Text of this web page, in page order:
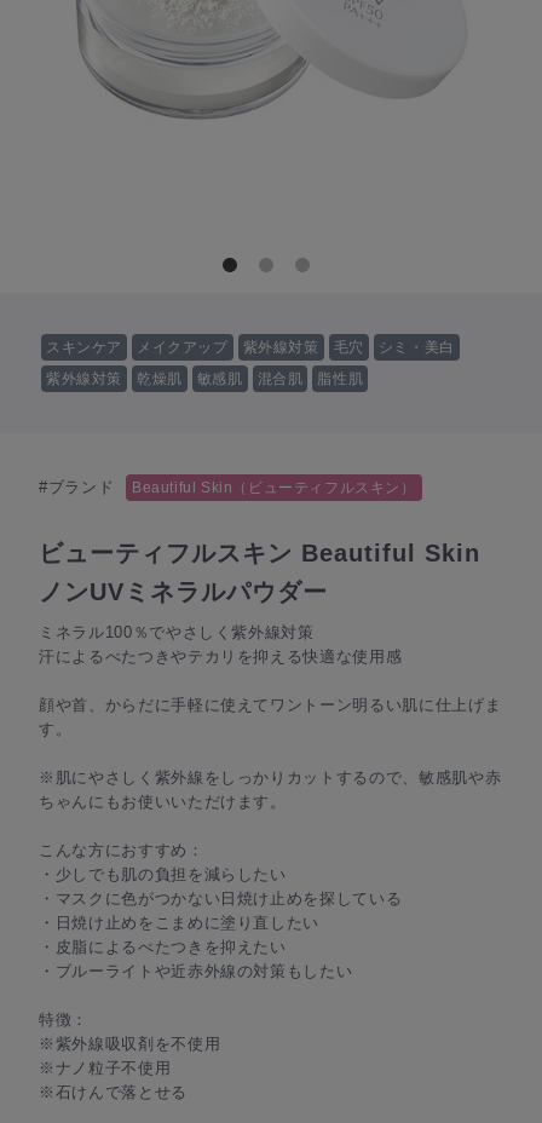
スキンケア メイクアップ 紫外線対策 毛穴
シミ・美白
紫外線対策
乾燥肌 敏感肌 混合肌 脂性肌
#ブランド Beautiful Skin（ビューティフルスキン）
ビューティフルスキン Beautiful Skin
ノンUVミネラルパウダー
ミネラル100％でやさしく紫外線対策
汗によるべたつきやテカリを抑える快適な使用感
顔や首、からだに手軽に使えてワントーン明るい肌に仕上げま
す。
※肌にやさしく紫外線をしっかりカットするので、敏感肌や赤
ちゃんにもお使いいただけます。
こんな方におすすめ：
・少しでも肌の負担を減らしたい
・マスクに色がつかない日焼け止めを探している
・日焼け止めをこまめに塗り直したい
・皮脂によるべたつきを抑えたい
・ブルーライトや近赤外線の対策もしたい
特徴：
※紫外線吸収剤を不使用
※ナノ粒子不使用
※石けんで落とせる